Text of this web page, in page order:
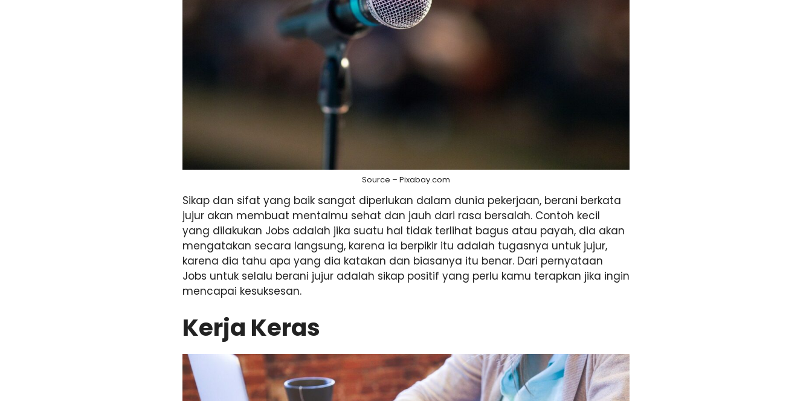
Source – Pixabay.com
Sikap dan sifat yang baik sangat diperlukan dalam dunia pekerjaan, berani berkata
jujur akan membuat mentalmu sehat dan jauh dari rasa bersalah. Contoh kecil
yang dilakukan Jobs adalah jika suatu hal tidak terlihat bagus atau payah, dia akan
mengatakan secara langsung, karena ia berpikir itu adalah tugasnya untuk jujur,
karena dia tahu apa yang dia katakan dan biasanya itu benar. Dari pernyataan
Jobs untuk selalu berani jujur adalah sikap positif yang perlu kamu terapkan jika ingin
mencapai kesuksesan.
Kerja Keras